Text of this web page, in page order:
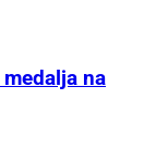
na